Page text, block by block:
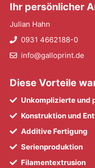
Ihr persönlicher
Julian Hahn
0931 4662188-0
info@galloprint.de
Diese Vorteile
Unkomplizierte und
Konstruktion und
Additive Fertigung
Serienproduktion
Filamentextrusion